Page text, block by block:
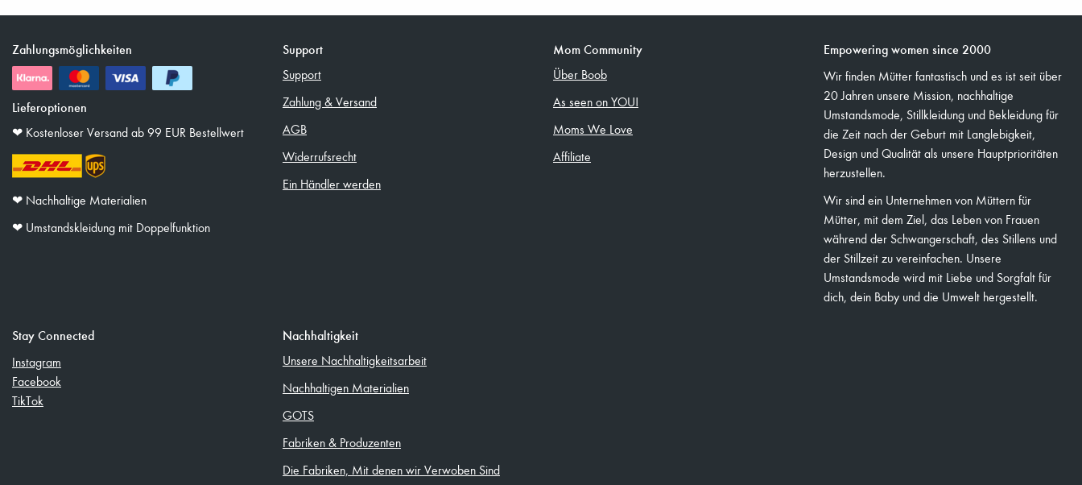
Zahlungsmöglichkeiten
Lieferoptionen
❤︎ Kostenloser Versand ab 99 EUR Bestellwert
❤︎ Nachhaltige Materialien
❤︎ Umstandskleidung mit Doppelfunktion
Support
Support
Zahlung & Versand
AGB
Widerrufsrecht
Ein Händler werden
Mom Community
Über Boob
As seen on YOU!
Moms We Love
Affiliate
Empowering women since 2000
Wir finden Mütter fantastisch und es ist seit über
20 Jahren unsere Mission, nachhaltige
Umstandsmode, Stillkleidung und Bekleidung für
die Zeit nach der Geburt mit Langlebigkeit,
Design und Qualität als unsere Hauptprioritäten
herzustellen.
Wir sind ein Unternehmen von Müttern für
Mütter, mit dem Ziel, das Leben von Frauen
während der Schwangerschaft, des Stillens und
der Stillzeit zu vereinfachen. Unsere
Umstandsmode wird mit Liebe und Sorgfalt für
dich, dein Baby und die Umwelt hergestellt.
Stay Connected
Instagram
Facebook
TikTok
Nachhaltigkeit
Unsere Nachhaltigkeitsarbeit
Nachhaltigen Materialien
GOTS
Fabriken & Produzenten
Die Fabriken, Mit denen wir Verwoben Sind